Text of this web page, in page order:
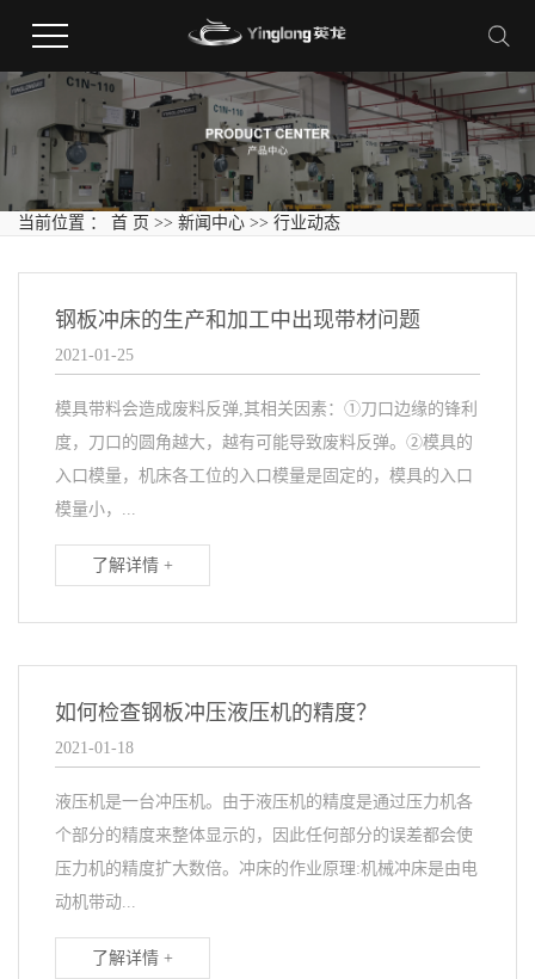
当前位置 ： 首 页 >> 新闻中心 >> 行业动态
钢板冲床的生产和加工中出现带材问题
2021-01-25
模具带料会造成废料反弹,其相关因素：①刀口边缘的锋利
度，刀口的圆角越大，越有可能导致废料反弹。②模具的
入口模量，机床各工位的入口模量是固定的，模具的入口
模量小，...
了解详情 +
如何检查钢板冲压液压机的精度？
2021-01-18
液压机是一台冲压机。由于液压机的精度是通过压力机各
个部分的精度来整体显示的，因此任何部分的误差都会使
压力机的精度扩大数倍。冲床的作业原理:机械冲床是由电
动机带动...
了解详情 +